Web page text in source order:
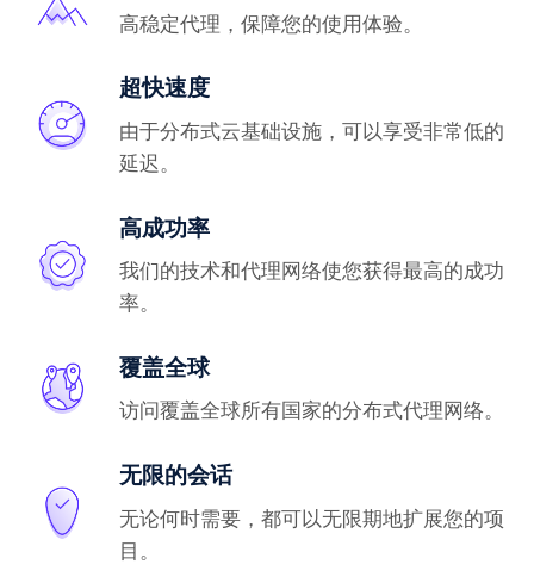
高稳定代理，保障您的使用体验。
超快速度
由于分布式云基础设施，可以享受非常低的
延迟。
高成功率
我们的技术和代理网络使您获得最高的成功
率。
覆盖全球
访问覆盖全球所有国家的分布式代理网络。
无限的会话
无论何时需要，都可以无限期地扩展您的项
目。